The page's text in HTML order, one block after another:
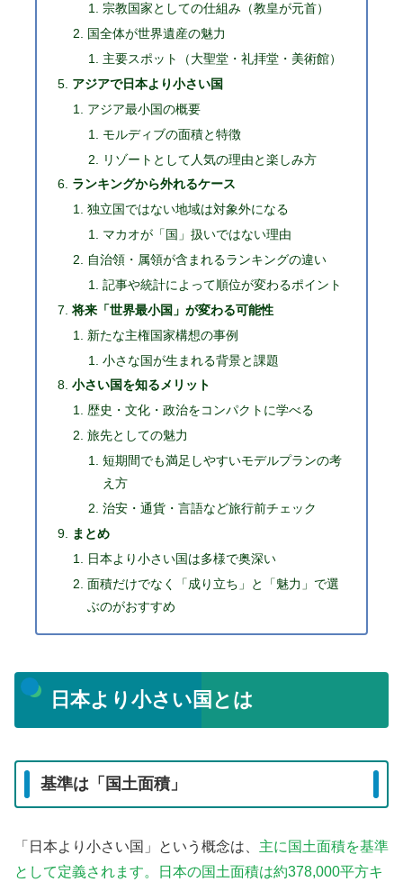
宗教国家としての仕組み（教皇が元首）
国全体が世界遺産の魅力
主要スポット（大聖堂・礼拝堂・美術館）
アジアで日本より小さい国
アジア最小国の概要
モルディブの面積と特徴
リゾートとして人気の理由と楽しみ方
ランキングから外れるケース
独立国ではない地域は対象外になる
マカオが「国」扱いではない理由
自治領・属領が含まれるランキングの違い
記事や統計によって順位が変わるポイント
将来「世界最小国」が変わる可能性
新たな主権国家構想の事例
小さな国が生まれる背景と課題
小さい国を知るメリット
歴史・文化・政治をコンパクトに学べる
旅先としての魅力
短期間でも満足しやすいモデルプランの考
え方
治安・通貨・言語など旅行前チェック
まとめ
日本より小さい国は多様で奥深い
面積だけでなく「成り立ち」と「魅力」で選
ぶのがおすすめ
日本より小さい国とは
基準は「国土面積」
「日本より小さい国」という概念は、 主に国土面積を基準
として定義されます。日本の国土面積は約378,000平方キ